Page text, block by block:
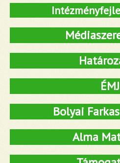
ÉMJ
Bolyai
Alma